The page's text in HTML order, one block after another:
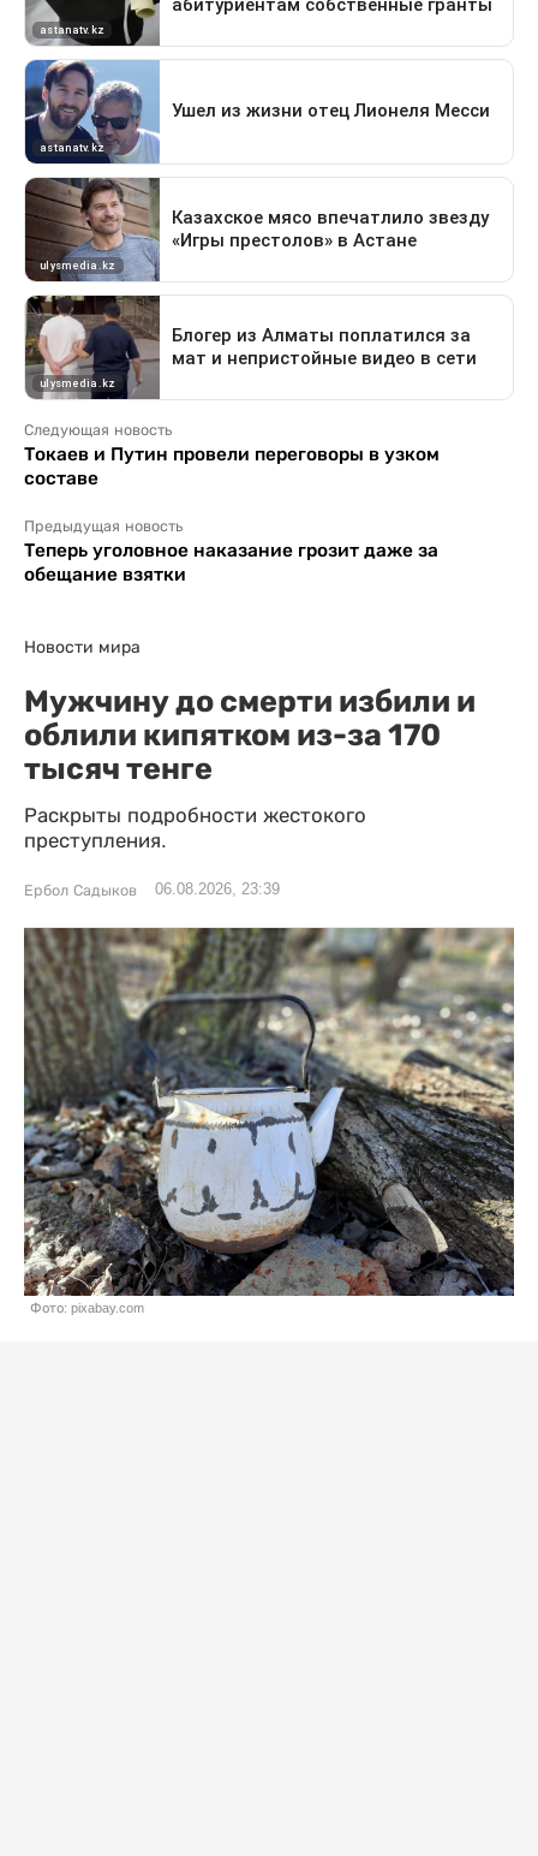
Следующая новость
Токаев и Путин провели переговоры в узком
составе
Предыдущая новость
Теперь уголовное наказание грозит даже за
обещание взятки
Новости мира
Мужчину до смерти избили и
облили кипятком из-за 170
тысяч тенге
Раскрыты подробности жестокого
преступления.
Ербол Садыков 06.08.2026, 23:39
Фото: pixabay.com